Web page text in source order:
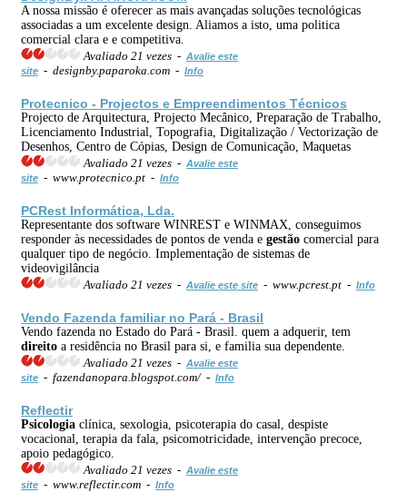
A nossa missão é oferecer as mais avançadas soluções tecnológicas
associadas a um excelente design. Aliamos a isto, uma politica
comercial clara e e competitiva.
Avaliado 21 vezes - Avalie este
site - designby.paparoka.com - Info
Protecnico - Projectos e Empreendimentos Técnicos
Projecto de Arquitectura, Projecto Mecânico, Preparação de Trabalho,
Licenciamento Industrial, Topografia, Digitalização / Vectorização de
Desenhos, Centro de Cópias, Design de Comunicação, Maquetas
Avaliado 21 vezes - Avalie este
site - www.protecnico.pt - Info
PCRest Informática, Lda.
Representante dos software WINREST e WINMAX, conseguimos
responder às necessidades de pontos de venda e gestão comercial para
qualquer tipo de negócio. Implementação de sistemas de
videovigilância
Avaliado 21 vezes - Avalie este site - www.pcrest.pt - Info
Vendo Fazenda familiar no Pará - Brasil
Vendo fazenda no Estado do Pará - Brasil. quem a adquerir, tem
direito a residência no Brasil para si, e familia sua dependente.
Avaliado 21 vezes - Avalie este
site - fazendanopara.blogspot.com/ - Info
Reflectir
Psicologia clínica, sexologia, psicoterapia do casal, despiste
vocacional, terapia da fala, psicomotricidade, intervenção precoce,
apoio pedagógico.
Avaliado 21 vezes - Avalie este
site - www.reflectir.com - Info